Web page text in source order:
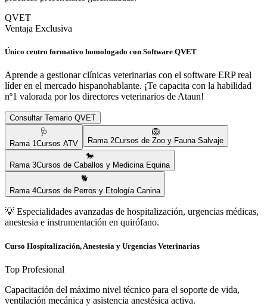
QVET
Ventaja Exclusiva
Único centro formativo homologado con Software QVET
Aprende a gestionar clínicas veterinarias con el software ERP real
líder en el mercado hispanohablante. ¡Te capacita con la habilidad
nº1 valorada por los directores veterinarios de Ataun!
Consultar Temario QVET
🩺
Rama 1Cursos ATV
🦁
Rama 2Cursos de Zoo y Fauna Salvaje
🐎
Rama 3Cursos de Caballos y Medicina Equina
🐕
Rama 4Cursos de Perros y Etología Canina
💡 Especialidades avanzadas de hospitalización, urgencias médicas,
anestesia e instrumentación en quirófano.
Curso Hospitalización, Anestesia y Urgencias Veterinarias
Top Profesional
Capacitación del máximo nivel técnico para el soporte de vida,
ventilación mecánica y asistencia anestésica activa.